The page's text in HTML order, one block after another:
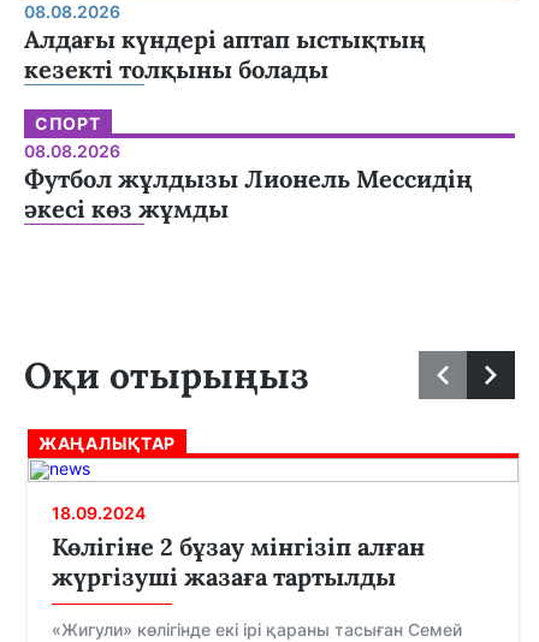
08.08.2026
Алдағы күндері аптап ыстықтың
кезекті толқыны болады
СПОРТ
08.08.2026
Футбол жұлдызы Лионель Мессидің
әкесі көз жұмды
Оқи отырыңыз
ЖАҢАЛЫҚТАР
18.09.2024
Көлігіне 2 бұзау мінгізіп алған
жүргізуші жазаға тартылды
«Жигули» көлігінде екі ірі қараны тасыған Семей